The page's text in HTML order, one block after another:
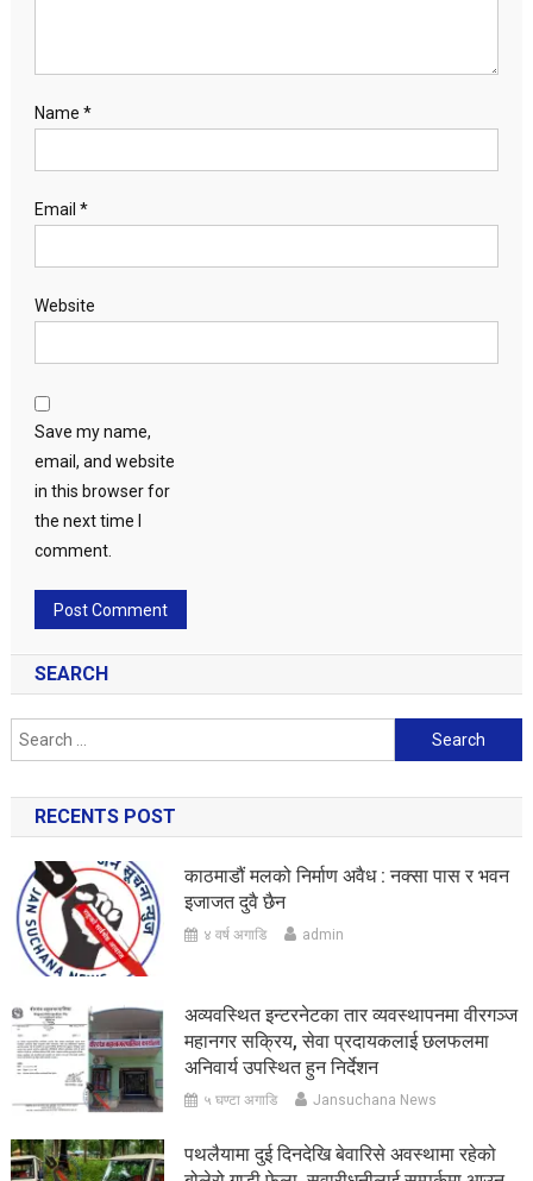
Name *
Email *
Website
Save my name,
email, and website
in this browser for
the next time I
comment.
SEARCH
Search
for:
RECENTS POST
काठमाडौं मलको निर्माण अवैध : नक्सा पास र भवन
इजाजत दुवै छैन
४ वर्ष अगाडि admin
अव्यवस्थित इन्टरनेटका तार व्यवस्थापनमा वीरगञ्ज
महानगर सक्रिय, सेवा प्रदायकलाई छलफलमा
अनिवार्य उपस्थित हुन निर्देशन
५ घण्टा अगाडि Jansuchana News
पथलैयामा दुई दिनदेखि बेवारिसे अवस्थामा रहेको